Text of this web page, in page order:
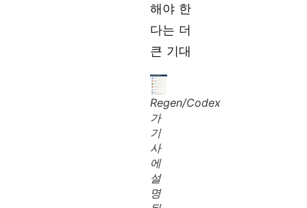
해야 한
다는 더
큰 기대
Regen/Codex
가
기
사
에
설
명